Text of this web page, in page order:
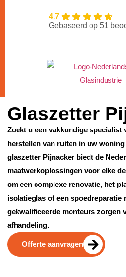
4.7
Gebaseerd op 51
Glaszetter
Zoekt u een vakkundige specialist
herstellen van ruiten in uw
glaszetter Pijnacker biedt de
maatwerkoplossingen voor elke
om een complexe renovatie, het
isolatieglas of een spoedreparatie
gekwalificeerde monteurs zorgen
afhandeling.
Offerte aanvragen